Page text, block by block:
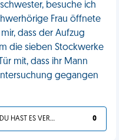
besuche ich
Frau öffnete
dass der Aufzug
die sieben Stockwerke
mit, dass ihr Mann
gegangen
DU HAST ES VERDIENT 0